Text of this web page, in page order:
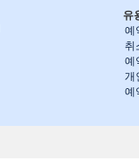
유
예
취
예
개
예